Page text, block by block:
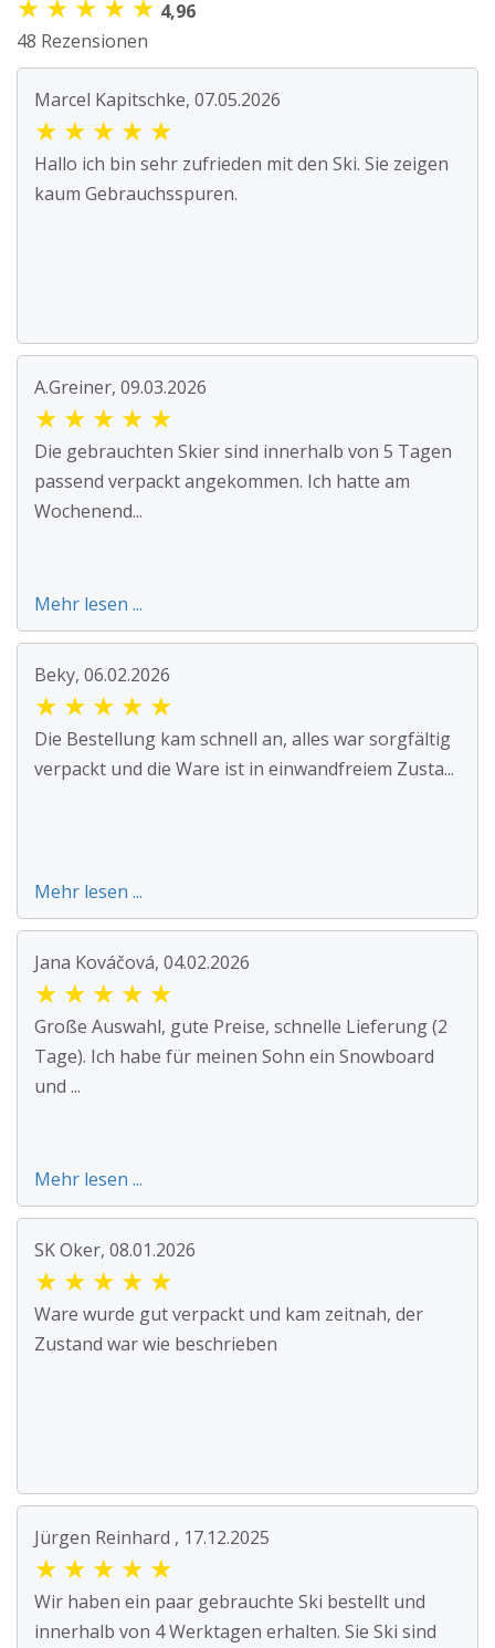
★ ★ ★ ★ ★ 4,96
48 Rezensionen
Marcel Kapitschke, 07.05.2026
★ ★ ★ ★ ★
Hallo ich bin sehr zufrieden mit den Ski. Sie zeigen
kaum Gebrauchsspuren.
A.Greiner, 09.03.2026
★ ★ ★ ★ ★
Die gebrauchten Skier sind innerhalb von 5 Tagen
passend verpackt angekommen. Ich hatte am
Wochenend...
Mehr lesen ...
Beky, 06.02.2026
★ ★ ★ ★ ★
Die Bestellung kam schnell an, alles war sorgfältig
verpackt und die Ware ist in einwandfreiem Zusta...
Mehr lesen ...
Jana Kováčová, 04.02.2026
★ ★ ★ ★ ★
Große Auswahl, gute Preise, schnelle Lieferung (2
Tage). Ich habe für meinen Sohn ein Snowboard
und ...
Mehr lesen ...
SK Oker, 08.01.2026
★ ★ ★ ★ ★
Ware wurde gut verpackt und kam zeitnah, der
Zustand war wie beschrieben
Jürgen Reinhard , 17.12.2025
★ ★ ★ ★ ★
Wir haben ein paar gebrauchte Ski bestellt und
innerhalb von 4 Werktagen erhalten. Sie Ski sind